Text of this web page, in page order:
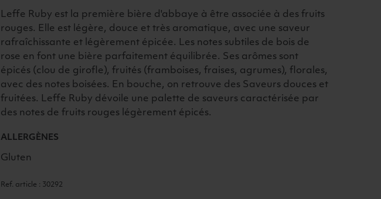
Leffe Ruby est la première bière d'abbaye à être associée à des fruits
rouges. Elle est légère, douce et très aromatique, avec une saveur
rafraîchissante et légèrement épicée. Les notes subtiles de bois de
rose en font une bière parfaitement équilibrée. Ses arômes sont
épicés (clou de girofle), fruités (framboises, fraises, agrumes), florales,
avec des notes boisées. En bouche, on retrouve des Saveurs douces et
fruitées. Leffe Ruby dévoile une palette de saveurs caractérisée par
des notes de fruits rouges légèrement épicés.
ALLERGÈNES
Gluten
Ref. article : 30292